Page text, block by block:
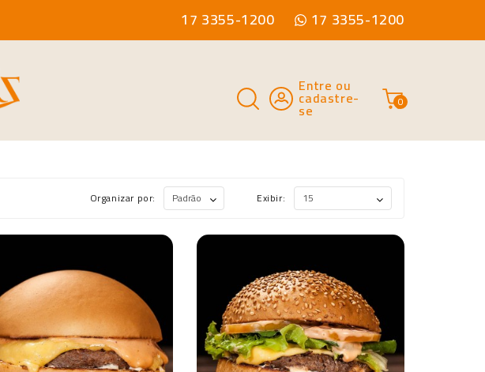
17 3355-1200 17 3355-1200
Entre ou
cadastre-
se 0
Organizar por: Exibir: